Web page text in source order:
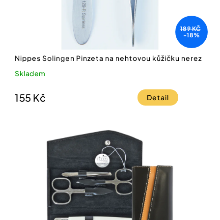
189 KČ
-18%
Nippes Solingen Pinzeta na nehtovou kůžičku nerez
Skladem
155 Kč Detail